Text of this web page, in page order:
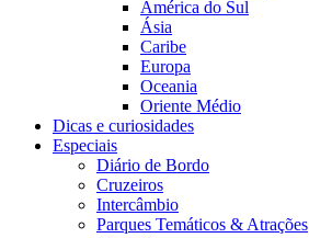
América do Sul
Ásia
Caribe
Europa
Oceania
Oriente Médio
Dicas e curiosidades
Especiais
Diário de Bordo
Cruzeiros
Intercâmbio
Parques Temáticos & Atrações